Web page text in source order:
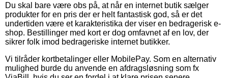
Du skal bare være obs på, at når en internet butik sælger
produkter for en pris der er helt fantastisk god, så er det
undertiden være et karakteristika der viser en bedragerisk e-
shop. Bestillinger med kort er dog omfavnet af en lov, der
sikrer folk imod bedrageriske internet butikker.
Vi tilråder kortbetalinger eller MobilePay. Som en alternativ
mulighed burde du anvende en afdragsløsning som fx